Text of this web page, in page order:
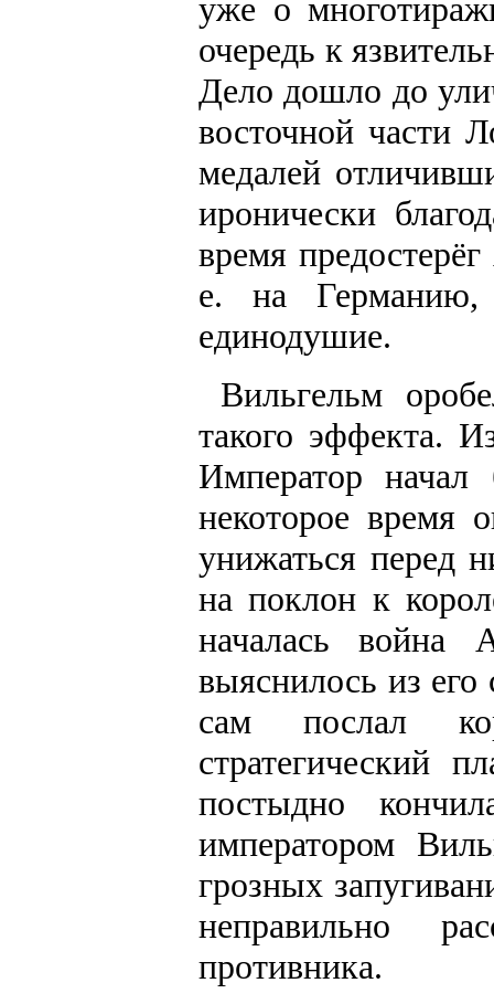
уже о
очередь к
Дело дошло до
восточной части
медалей
иронически
время
е. на Германию,
единодушие.
Вильгельм
такого эффекта.
Император
некоторое время
унижаться перед
на поклон к
началась
выяснилось из его
сам послал
стратегический
постыдно
императором
грозных
неправильно
противника.